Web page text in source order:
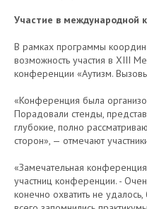
Участие в международной
В рамках программы
возможность участия в XIII
конференции «Аутизм.
«Конференция была
Порадовали стенды,
глубокие, полно
сторон», — отмечают
«Замечательная
участниц конференции. -
конечно охватить не